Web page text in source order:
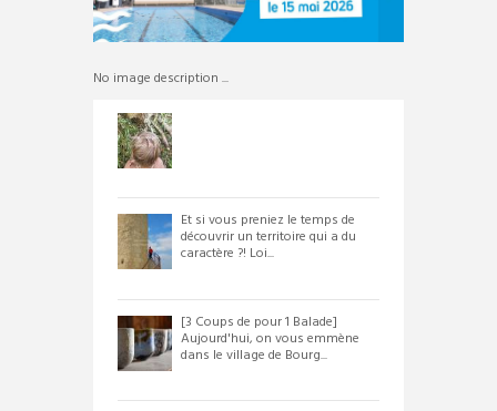
No image description ...
Et si vous preniez le temps de
découvrir un territoire qui a du
caractère ?! Loi...
[3 Coups de pour 1 Balade]
Aujourd'hui, on vous emmène
dans le village de Bourg...